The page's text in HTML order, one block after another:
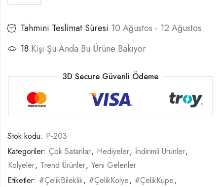
Tahmini Teslimat Süresi 10 Ağustos - 12 Ağustos
18 Kişi Şu Anda Bu Ürüne Bakıyor
3D Secure Güvenli Ödeme
Stok kodu: P-203
Kategoriler: Çok Satanlar, Hediyeler, İndirimli Ürünler,
Kolyeler, Trend Ürünler, Yeni Gelenler
Etiketler: #ÇelikBileklik, #ÇelikKolye, #ÇelikKüpe,